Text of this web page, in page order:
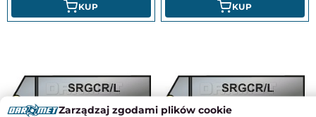
KUP KUP
Zarządzaj zgodami plików cookie